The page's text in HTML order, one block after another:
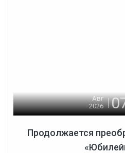
Авг
2026
Продолжается